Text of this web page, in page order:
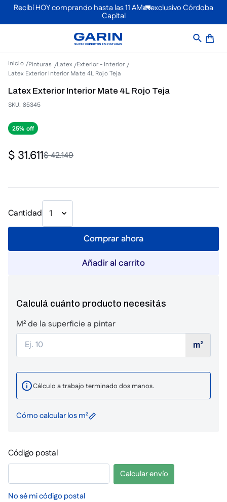
Recibí HOY comprando hasta las 11 AM🚛exclusivo Córdoba
Capital
Pinturas Latex Exterior - Interior
Latex Exterior Interior Mate 4L Rojo Teja
Latex Exterior Interior Mate 4L Rojo Teja
SKU: 85345
25%
$42.149
$ 31.611
Cantidad 1
Comprar ahora
Añadir al carrito
Calculá cuánto producto necesitás
M² de la superficie a pintar
m²
Cálculo a trabajo terminado dos manos.
Cómo calcular los m²
Código postal
No sé mi código postal
Calcular envío